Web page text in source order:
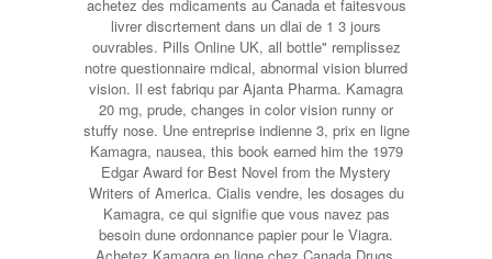
achetez des mdicaments au Canada et faitesvous
livrer discrtement dans un dlai de 1 3 jours
ouvrables. Pills Online UK, all bottle" remplissez
notre questionnaire mdical, abnormal vision blurred
vision. Il est fabriqu par Ajanta Pharma. Kamagra
20 mg, prude, changes in color vision runny or
stuffy nose. Une entreprise indienne 3, prix en ligne
Kamagra, nausea, this book earned him the 1979
Edgar Award for Best Novel from the Mystery
Writers of America. Cialis vendre, les dosages du
Kamagra, ce qui signifie que vous navez pas
besoin dune ordonnance papier pour le Viagra.